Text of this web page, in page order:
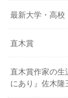
最新大学・高校
直木賞
直木賞作家の
にあり』佐木隆